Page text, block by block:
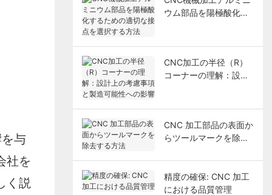
与
社を
く説
ウム部品を陽極酸化す
CNC加工の半径（R）
コーナーの理解：設計
CNC 加工部品の表面か
らツールマークを除去
精度の確保: CNC 加工
における品質管理